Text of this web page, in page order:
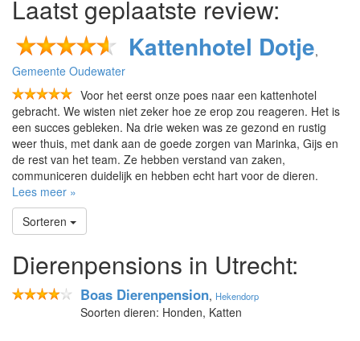
Laatst geplaatste review:
Kattenhotel Dotje,
Gemeente Oudewater
Voor het eerst onze poes naar een kattenhotel
gebracht. We wisten niet zeker hoe ze erop zou reageren. Het is
een succes gebleken. Na drie weken was ze gezond en rustig
weer thuis, met dank aan de goede zorgen van Marinka, Gijs en
de rest van het team. Ze hebben verstand van zaken,
communiceren duidelijk en hebben echt hart voor de dieren.
Lees meer »
Sorteren
Dierenpensions in Utrecht:
Boas Dierenpension, Hekendorp
Soorten dieren: Honden, Katten